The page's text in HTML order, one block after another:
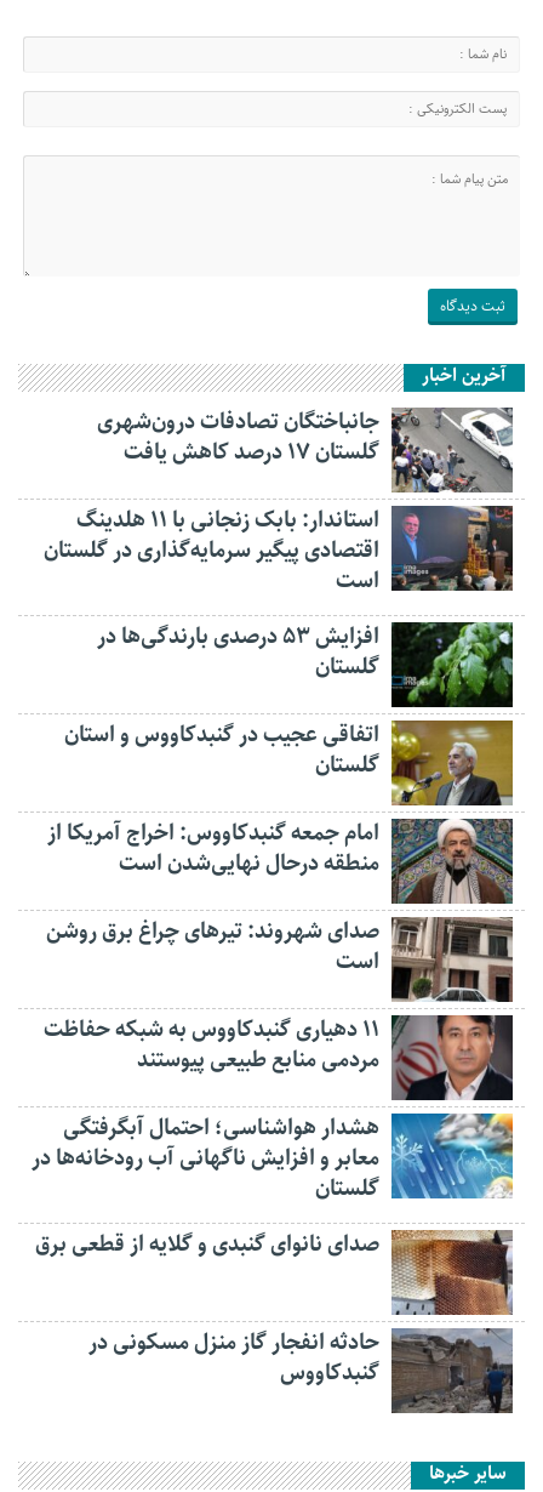
آخرین اخبار
جانباختگان تصادفات درون‌شهری
گلستان ۱۷ درصد کاهش یافت
استاندار: بابک زنجانی با ۱۱ هلدینگ
اقتصادی پیگیر سرمایه‌گذاری در گلستان
است
افزایش ۵۳ درصدی بارندگی‌ها در
گلستان
اتفاقی عجیب در‌ گنبدکاووس و استان
گلستان
امام جمعه گنبدکاووس: اخراج آمریکا از
منطقه درحال نهایی‌شدن است
صدای شهروند: تیرهای چراغ برق روشن
است
۱۱ دهیاری گنبدکاووس به شبکه حفاظت
مردمی منابع طبیعی پیوستند
هشدار هواشناسی؛ احتمال آبگرفتگی
معابر و افزایش ناگهانی آب رودخانه‌ها در
گلستان
صدای نانوای گنبدی و گلایه از قطعی برق
حادثه انفجار گاز منزل مسکونی در
گنبدکاووس
سایر خبرها